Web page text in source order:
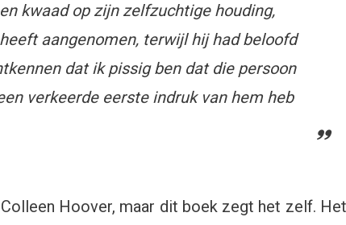
kwaad op zijn zelfzuchtige houding,
aangenomen, terwijl hij had beloofd
dat ik pissig ben dat die persoon
verkeerde eerste indruk van hem heb
Colleen Hoover, maar dit boek zegt het zelf. Het